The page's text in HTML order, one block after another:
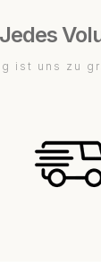
Jedes
ist uns zu